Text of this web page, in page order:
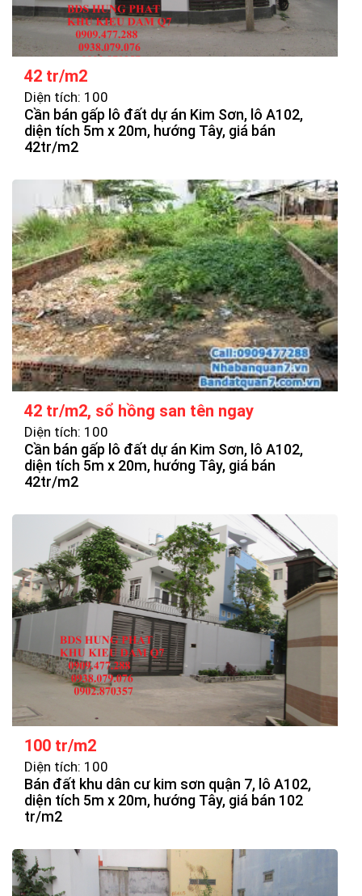
42 tr/m2
Diện tích: 100
Cần bán gấp lô đất dự án Kim Sơn, lô A102,
diện tích 5m x 20m, hướng Tây, giá bán
42tr/m2
42 tr/m2, sổ hồng san tên ngay
Diện tích: 100
Cần bán gấp lô đất dự án Kim Sơn, lô A102,
diện tích 5m x 20m, hướng Tây, giá bán
42tr/m2
100 tr/m2
Diện tích: 100
Bán đất khu dân cư kim sơn quận 7, lô A102,
diện tích 5m x 20m, hướng Tây, giá bán 102
tr/m2